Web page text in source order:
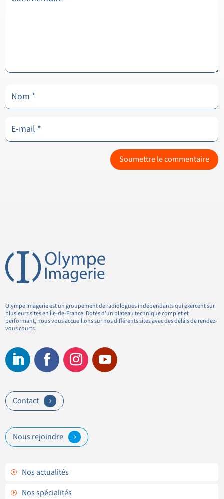
Soumettre le commentaire
Olympe Imagerie est un groupement de radiologues indépendants qui exercent sur
plusieurs sites en Île-de-France. Dotés d’un plateau technique complet et
performant, nous vous accueillons sur nos différents sites avec des délais de rendez-
vous courts.
5
Contact
5
Nous rejoindre
I Nos actualités
I Nos spécialités